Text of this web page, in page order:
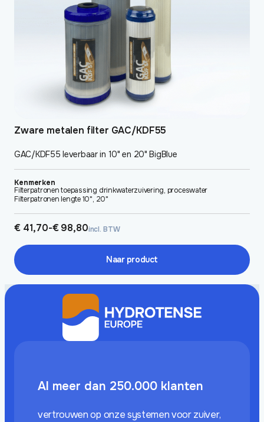
Zware metalen filter GAC/KDF55
GAC/KDF55 leverbaar in 10" en 20" BigBlue
Kenmerken
Filterpatronen toepassing drinkwaterzuivering, proceswater
Filterpatronen lengte 10", 20"
€41,70-€98,80
Prijsklasse:
€ 41,70
tot
€ 98,80
incl. BTW
Naar product
productpagina
Al meer dan 250.000 klanten
vertrouwen op onze systemen voor zuiver,